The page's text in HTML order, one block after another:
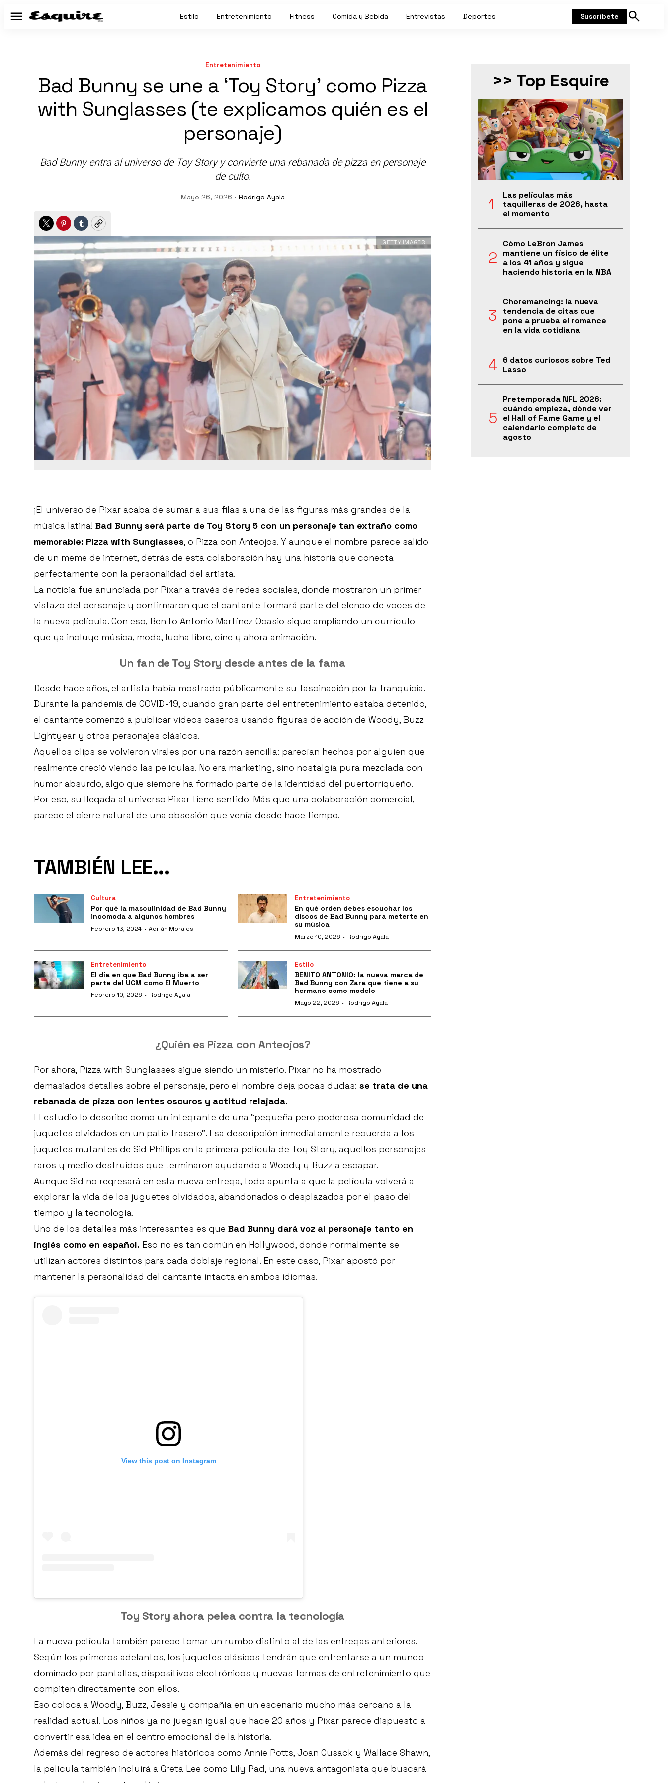
Menú Estilo Entretenimiento Fitness Comida y Bebida Entrevistas Deportes Suscríbete
Mostrar
Entretenimiento
Bad Bunny se une a ‘Toy Story’ como Pizza
with Sunglasses (te explicamos quién es el
personaje)
Bad Bunny entra al universo de Toy Story y convierte una rebanada de pizza en personaje
de culto.
Mayo 26, 2026 • Rodrigo Ayala
TwitterPinterest
TumblrCopy
GETTY IMAGES
¡El universo de Pixar acaba de sumar a sus filas a una de las figuras más grandes de la
música latina! Bad Bunny será parte de Toy Story 5 con un personaje tan extraño como
memorable: Pizza with Sunglasses, o Pizza con Anteojos. Y aunque el nombre parece salido
de un meme de internet, detrás de esta colaboración hay una historia que conecta
perfectamente con la personalidad del artista.
La noticia fue anunciada por Pixar a través de redes sociales, donde mostraron un primer
vistazo del personaje y confirmaron que el cantante formará parte del elenco de voces de
la nueva película. Con eso, Benito Antonio Martínez Ocasio sigue ampliando un currículo
que ya incluye música, moda, lucha libre, cine y ahora animación.
Un fan de Toy Story desde antes de la fama
Desde hace años, el artista había mostrado públicamente su fascinación por la franquicia.
Durante la pandemia de COVID-19, cuando gran parte del entretenimiento estaba detenido,
el cantante comenzó a publicar videos caseros usando figuras de acción de Woody, Buzz
Lightyear y otros personajes clásicos.
Aquellos clips se volvieron virales por una razón sencilla: parecían hechos por alguien que
realmente creció viendo las películas. No era marketing, sino nostalgia pura mezclada con
humor absurdo, algo que siempre ha formado parte de la identidad del puertorriqueño.
Por eso, su llegada al universo Pixar tiene sentido. Más que una colaboración comercial,
parece el cierre natural de una obsesión que venía desde hace tiempo.
TAMBIÉN LEE...
Cultura
Por qué la masculinidad de Bad Bunny
incomoda a algunos hombres
Febrero 13, 2024 · Adrián Morales
Entretenimiento
En qué orden debes escuchar los
discos de Bad Bunny para meterte en
su música
Marzo 10, 2026 · Rodrigo Ayala
Entretenimiento
El día en que Bad Bunny iba a ser
parte del UCM como El Muerto
Febrero 10, 2026 · Rodrigo Ayala
Estilo
BENITO ANTONIO: la nueva marca de
Bad Bunny con Zara que tiene a su
hermano como modelo
Mayo 22, 2026 · Rodrigo Ayala
¿Quién es Pizza con Anteojos?
Por ahora, Pizza with Sunglasses sigue siendo un misterio. Pixar no ha mostrado
demasiados detalles sobre el personaje, pero el nombre deja pocas dudas: se trata de una
rebanada de pizza con lentes oscuros y actitud relajada.
El estudio lo describe como un integrante de una “pequeña pero poderosa comunidad de
juguetes olvidados en un patio trasero”. Esa descripción inmediatamente recuerda a los
juguetes mutantes de Sid Phillips en la primera película de Toy Story, aquellos personajes
raros y medio destruidos que terminaron ayudando a Woody y Buzz a escapar.
Aunque Sid no regresará en esta nueva entrega, todo apunta a que la película volverá a
explorar la vida de los juguetes olvidados, abandonados o desplazados por el paso del
tiempo y la tecnología.
Uno de los detalles más interesantes es que Bad Bunny dará voz al personaje tanto en
inglés como en español. Eso no es tan común en Hollywood, donde normalmente se
utilizan actores distintos para cada doblaje regional. En este caso, Pixar apostó por
mantener la personalidad del cantante intacta en ambos idiomas.
View this post on Instagram
Toy Story ahora pelea contra la tecnología
La nueva película también parece tomar un rumbo distinto al de las entregas anteriores.
Según los primeros adelantos, los juguetes clásicos tendrán que enfrentarse a un mundo
dominado por pantallas, dispositivos electrónicos y nuevas formas de entretenimiento que
compiten directamente con ellos.
Eso coloca a Woody, Buzz, Jessie y compañía en un escenario mucho más cercano a la
realidad actual. Los niños ya no juegan igual que hace 20 años y Pixar parece dispuesto a
convertir esa idea en el centro emocional de la historia.
Además del regreso de actores históricos como Annie Potts, Joan Cusack y Wallace Shawn,
la película también incluirá a Greta Lee como Lily Pad, una nueva antagonista que buscará
>> Top Esquire
Las películas más
taquilleras de 2026, hasta
el momento
Cómo LeBron James
mantiene un físico de élite
a los 41 años y sigue
haciendo historia en la NBA
Choremancing: la nueva
tendencia de citas que
pone a prueba el romance
en la vida cotidiana
6 datos curiosos sobre Ted
Lasso
Pretemporada NFL 2026:
cuándo empieza, dónde ver
el Hall of Fame Game y el
calendario completo de
agosto